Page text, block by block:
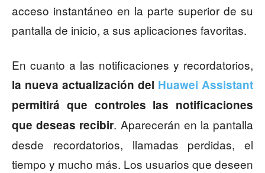
acceso instantáneo en la parte superior de su
pantalla de inicio, a sus aplicaciones favoritas.
En cuanto a las notificaciones y recordatorios,
la nueva actualización del Huawei Assistant
permitirá que controles las notificaciones
que deseas recibir. Aparecerán en la pantalla
desde recordatorios, llamadas perdidas, el
tiempo y mucho más. Los usuarios que deseen